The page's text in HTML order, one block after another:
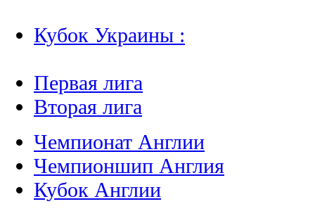
Кубок Украины :
Первая лига
Вторая лига
Чемпионат Англии
Чемпионшип Англия
Кубок Англии